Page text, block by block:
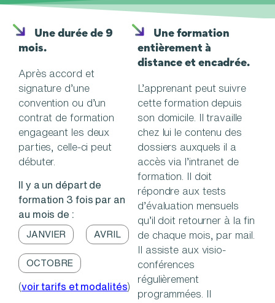
Une durée de 9
mois.
Après accord et
signature d’une
convention ou d’un
contrat de formation
engageant les deux
parties, celle-ci peut
débuter.
Il y a un départ de
formation 3 fois par an
au mois de :
JANVIER AVRIL
OCTOBRE
(voir tarifs et modalités)
Une formation
entièrement à
distance et encadrée.
L’apprenant peut suivre
cette formation depuis
son domicile. Il travaille
chez lui le contenu des
dossiers auxquels il a
accès via l’intranet de
formation. Il doit
répondre aux tests
d’évaluation mensuels
qu’il doit retourner à la fin
de chaque mois, par mail.
Il assiste aux visio-
conférences
régulièrement
programmées. Il